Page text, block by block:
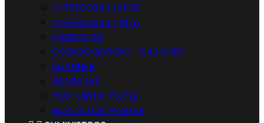
IMPRESORAS LASER
IMPRESORAS TINTA
CABEZALES
CODIGO BARRAS - CAJONES
SCANNER
BANDEJAS
POS-CINTA-PAPEL
BUS DATOS-PARTES